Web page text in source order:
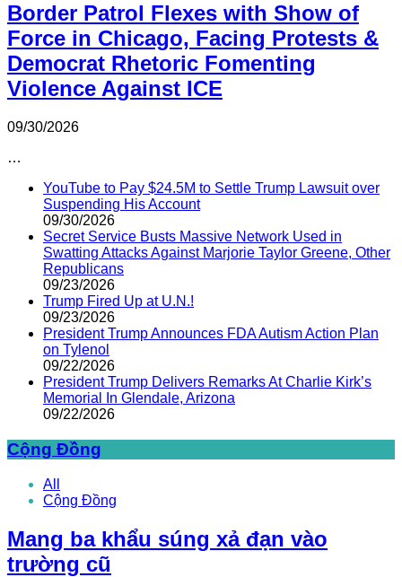
Border Patrol Flexes with Show of
Force in Chicago, Facing Protests &
Democrat Rhetoric Fomenting
Violence Against ICE
09/30/2026
…
YouTube to Pay $24.5M to Settle Trump Lawsuit over
Suspending His Account
09/30/2026
Secret Service Busts Massive Network Used in
Swatting Attacks Against Marjorie Taylor Greene, Other
Republicans
09/23/2026
Trump Fired Up at U.N.!
09/23/2026
President Trump Announces FDA Autism Action Plan
on Tylenol
09/22/2026
President Trump Delivers Remarks At Charlie Kirk’s
Memorial In Glendale, Arizona
09/22/2026
Cộng Đồng
All
Cộng Đồng
Mang ba khẩu súng xả đạn vào
trường cũ